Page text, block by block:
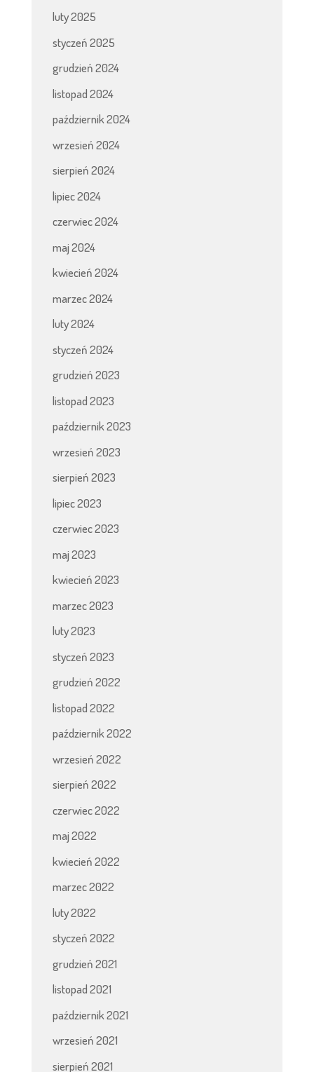
luty 2025
styczeń 2025
grudzień 2024
listopad 2024
październik 2024
wrzesień 2024
sierpień 2024
lipiec 2024
czerwiec 2024
maj 2024
kwiecień 2024
marzec 2024
luty 2024
styczeń 2024
grudzień 2023
listopad 2023
październik 2023
wrzesień 2023
sierpień 2023
lipiec 2023
czerwiec 2023
maj 2023
kwiecień 2023
marzec 2023
luty 2023
styczeń 2023
grudzień 2022
listopad 2022
październik 2022
wrzesień 2022
sierpień 2022
czerwiec 2022
maj 2022
kwiecień 2022
marzec 2022
luty 2022
styczeń 2022
grudzień 2021
listopad 2021
październik 2021
wrzesień 2021
sierpień 2021